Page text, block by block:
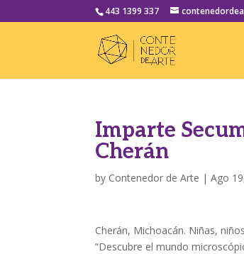
443 1399 337
Imparte
Cherán
by Contenedor de Arte |Ago
Cherán, Michoacán. Niñas,
“Descubre el mundo